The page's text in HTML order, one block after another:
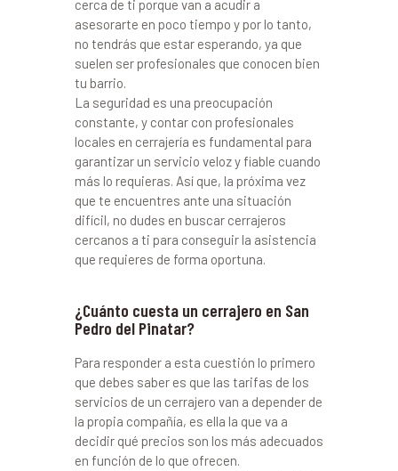
cerca de ti porque van a acudir a
asesorarte en poco tiempo y por lo tanto,
no tendrás que estar esperando, ya que
suelen ser profesionales que conocen bien
tu barrio.
La seguridad es una preocupación
constante, y contar con profesionales
locales en cerrajería es fundamental para
garantizar un servicio veloz y fiable cuando
más lo requieras. Así que, la próxima vez
que te encuentres ante una situación
difícil, no dudes en buscar cerrajeros
cercanos a ti para conseguir la asistencia
que requieres de forma oportuna.
¿Cuánto cuesta un cerrajero en San
Pedro del Pinatar?
Para responder a esta cuestión lo primero
que debes saber es que las tarifas de los
servicios de un cerrajero van a depender de
la propia compañía, es ella la que va a
decidir qué precios son los más adecuados
en función de lo que ofrecen.